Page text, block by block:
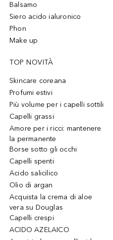
Balsamo
Siero acido ialuronico
Phon
Make up
TOP NOVITÀ
Skincare coreana
Profumi estivi
Più volume per i capelli sottili
Capelli grassi
Amore per i ricci: mantenere
la permanente
Borse sotto gli occhi
Capelli spenti
Acido salicilico
Olio di argan
Acquista la crema di aloe
vera su Douglas
Capelli crespi
ACIDO AZELAICO